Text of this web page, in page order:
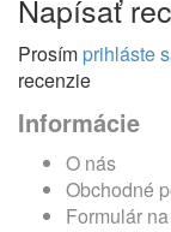
Napísať
Prosím prihláste
recenzie
Informácie
O nás
Obchodné
Formulár